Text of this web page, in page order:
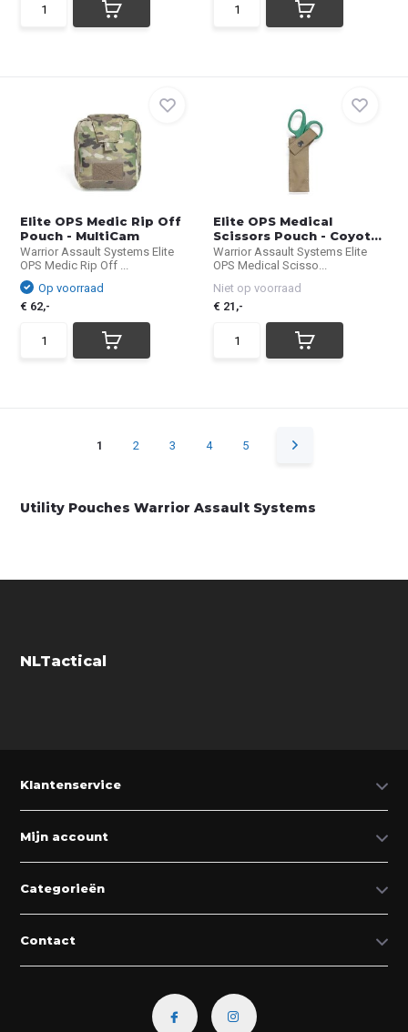
Elite OPS Medic Rip Off
Pouch - MultiCam
Warrior Assault Systems Elite
OPS Medic Rip Off ...
Op voorraad
€ 62,-
Elite OPS Medical
Scissors Pouch - Coyot...
Warrior Assault Systems Elite
OPS Medical Scisso...
Niet op voorraad
€ 21,-
1 2 3 4 5
Utility Pouches Warrior Assault Systems
NLTactical
Klantenservice
Mijn account
Categorieën
Contact